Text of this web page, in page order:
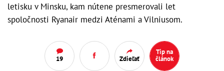
letisku v Minsku, kam nútene presmerovali let
spoločnosti Ryanair medzi Aténami a Vilniusom.
19 Zdieľať
Tip na
článok